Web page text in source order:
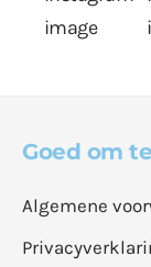
Goed om
Algemene